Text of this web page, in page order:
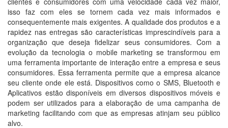
isso faz com eles se tornem cada vez mais informados e
consequentemente mais exigentes. A qualidade dos produtos e a
rapidez nas entregas são características imprescindíveis para a
organização que deseja fidelizar seus consumidores. Com a
evolução da tecnologia o mobile marketing se transformou em
uma ferramenta importante de interação entre a empresa e seus
consumidores. Essa ferramenta permite que a empresa alcance
seu cliente onde ele está. Dispositivos como o SMS, Bluetooth e
Aplicativos estão disponíveis em diversos dispositivos móveis e
podem ser utilizados para a elaboração de uma campanha de
marketing facilitando com que as empresas atinjam seu público
alvo.